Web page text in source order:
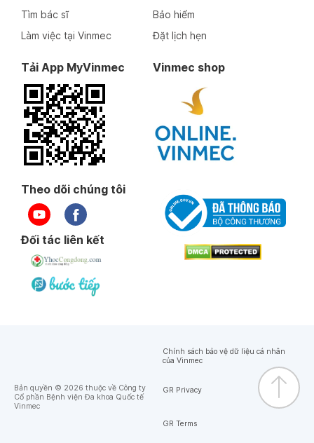
Tìm bác sĩ
Làm việc tại Vinmec
Bảo hiểm
Đặt lịch hẹn
Tải App MyVinmec Vinmec shop
Theo dõi chúng tôi
Đối tác liên kết
Bản quyền © 2026 thuộc về Công ty
Cổ phần Bệnh viện Đa khoa Quốc tế
Vinmec
Chính sách bảo vệ dữ liệu cá nhân
của Vinmec
GR Privacy
GR Terms